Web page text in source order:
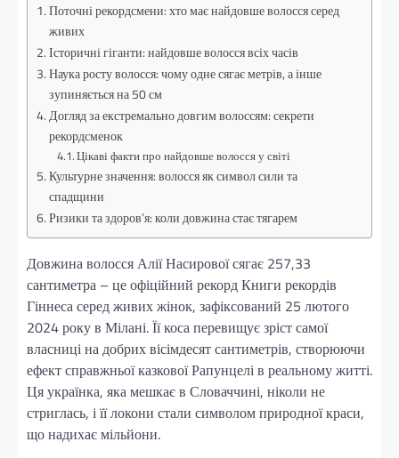
Поточні рекордсмени: хто має найдовше волосся серед
живих
Історичні гіганти: найдовше волосся всіх часів
Наука росту волосся: чому одне сягає метрів, а інше
зупиняється на 50 см
Догляд за екстремально довгим волоссям: секрети
рекордсменок
Цікаві факти про найдовше волосся у світі
Культурне значення: волосся як символ сили та
спадщини
Ризики та здоров’я: коли довжина стає тягарем
Довжина волосся Алії Насирової сягає 257,33
сантиметра – це офіційний рекорд Книги рекордів
Гіннеса серед живих жінок, зафіксований 25 лютого
2024 року в Мілані. Її коса перевищує зріст самої
власниці на добрих вісімдесят сантиметрів, створюючи
ефект справжньої казкової Рапунцелі в реальному житті.
Ця українка, яка мешкає в Словаччині, ніколи не
стриглась, і її локони стали символом природної краси,
що надихає мільйони.